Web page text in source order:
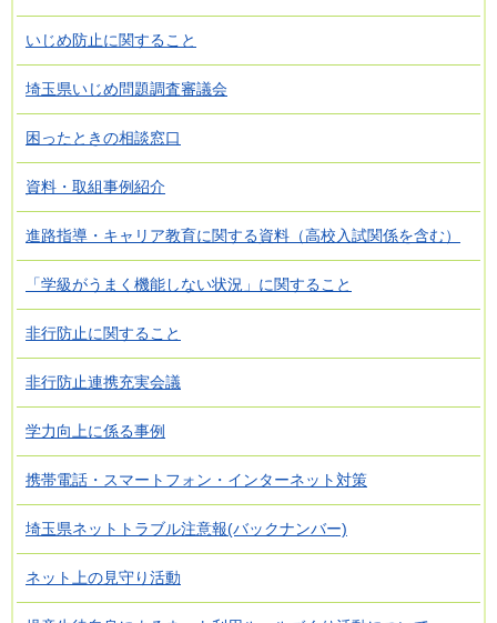
いじめ防止に関すること
埼玉県いじめ問題調査審議会
困ったときの相談窓口
資料・取組事例紹介
進路指導・キャリア教育に関する資料（高校入試関係を含む）
「学級がうまく機能しない状況」に関すること
非行防止に関すること
非行防止連携充実会議
学力向上に係る事例
携帯電話・スマートフォン・インターネット対策
埼玉県ネットトラブル注意報(バックナンバー)
ネット上の見守り活動